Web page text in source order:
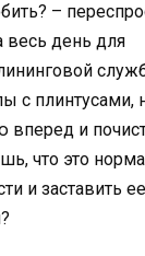
–
весь день для
с плинтусами,
и
что это
и заставить